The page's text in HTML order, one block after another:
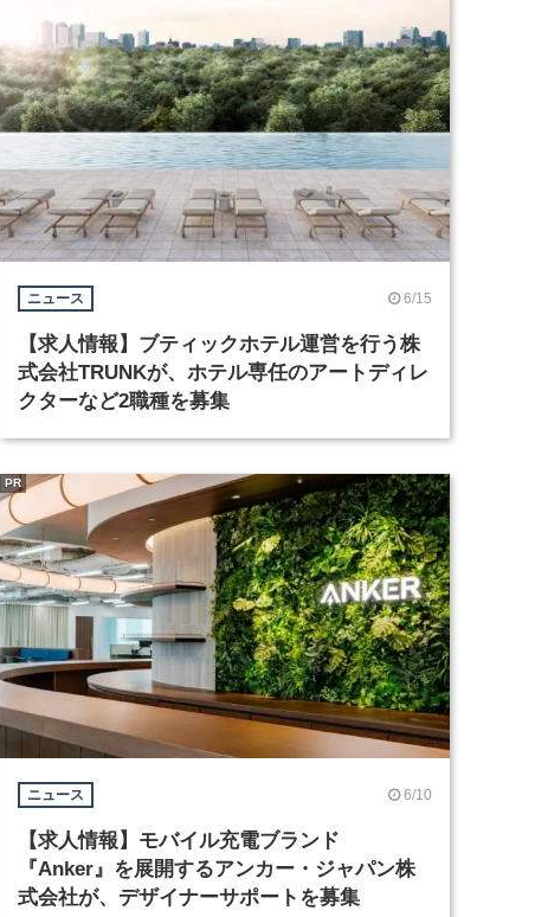
ニュース 6/15
【求人情報】ブティックホテル運営を行う株
式会社TRUNKが、ホテル専任のアートディレ
クターなど2職種を募集
ニュース 6/10
【求人情報】モバイル充電ブランド
『Anker』を展開するアンカー・ジャパン株
式会社が、デザイナーサポートを募集
PR